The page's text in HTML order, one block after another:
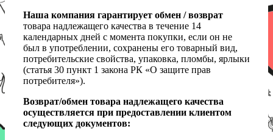
Наша компания гарантирует обмен / возврат
товара надлежащего качества в течение 14
календарных дней с момента покупки, если он не
был в употреблении, сохранены его товарный вид,
потребительские свойства, упаковка, пломбы, ярлыки
(статья 30 пункт 1 закона РК «О защите прав
потребителя»).
Возврат/обмен товара надлежащего качества
осуществляется при предоставлении клиентом
следующих документов: